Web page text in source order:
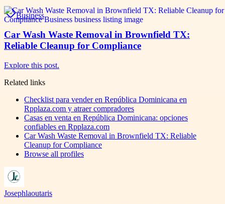
Business
Car Wash Waste Removal in Brownfield TX:
Reliable Cleanup for Compliance
Explore this post.
Related links
Checklist para vender en República Dominicana en
Rpplaza.com y atraer compradores
Casas en venta en República Dominicana: opciones
confiables en Rpplaza.com
Car Wash Waste Removal in Brownfield TX: Reliable
Cleanup for Compliance
Browse all profiles
Josephlaoutaris